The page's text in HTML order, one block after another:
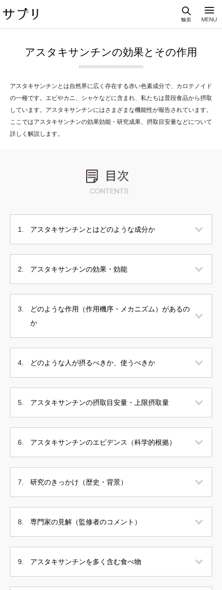
アスタキサンチンの効果とその作用
アスタキサンチンとは自然界に広く存在する赤い色素成分で、カロテノイド
の一種です。エビやカニ、シャケなどに含まれ、私たちは普段食品から摂取
しています。アスタキサンチンにはさまざまな機能性が報告されています。
ここではアスタキサンチンの効果効能・研究成果、摂取目安量などについて
詳しく解説します。
アスタキサンチンとはどのような成分か
アスタキサンチンの効果・効能
どのような作用（作用機序・メカニズム）があるの
か
どのような人が摂るべきか、使うべきか
アスタキサンチンの摂取目安量・上限摂取量
アスタキサンチンのエビデンス（科学的根拠）
研究のきっかけ（歴史・背景）
専門家の見解（監修者のコメント）
アスタキサンチンを多く含む食べ物